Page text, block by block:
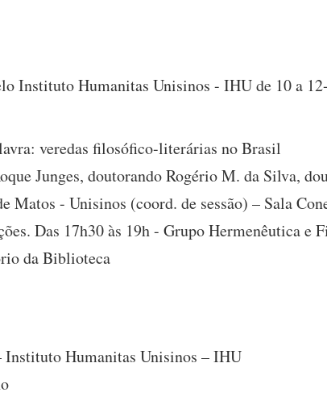
Instituto Humanitas Unisinos - IHU de 10 a
veredas filosófico-literárias no Brasil
Junges, doutorando Rogério M. da Silva,
Matos - Unisinos (coord. de sessão) – Sala
Das 17h30 às 19h - Grupo Hermenêutica e
da Biblioteca
Instituto Humanitas Unisinos – IHU